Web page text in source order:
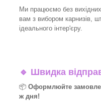
Ми працюємо без
вам з вибором карнизів,
ідеального інтер'єру.​
🔹 Швидка
📦 Оформлюйте
ж дня!